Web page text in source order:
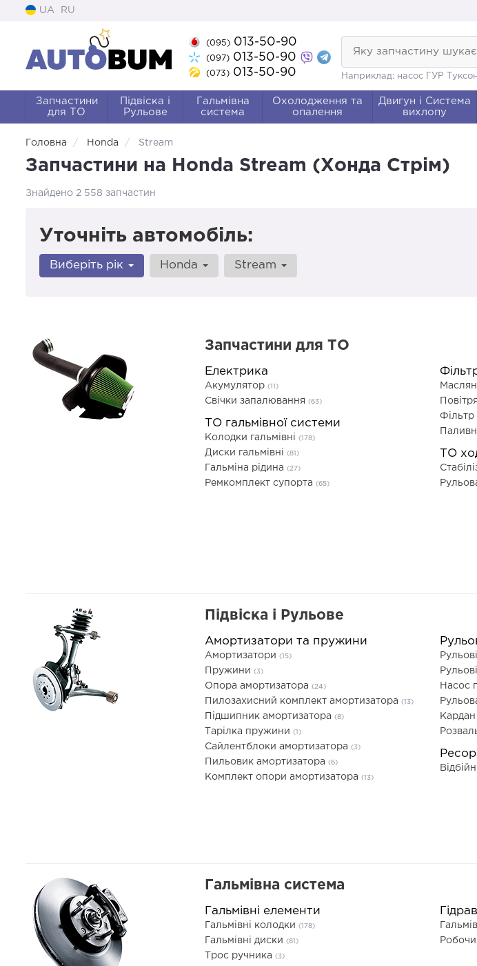
UA RU
(095)013-50-90
(097)013-50-90
(073)013-50-90
Яку запчастину
Наприклад: насос ГУР
Запчастини
для ТО
Підвіска і
Рульове
Гальмівна
система
Охолодження та
опалення
Двигун і Система
вихлопу
Головна Honda Stream
Запчастини на Honda Stream (Хонда Стрім)
Знайдено 2 558 запчастин
Уточніть автомобіль:
Виберіть рік Honda Stream
Запчастини для ТО
Електрика
Акумулятор (11)
Свічки запалювання (63)
Фільтр
ТО гальмівної системи
Колодки гальмівні (178)
Диски гальмівні (81)
Гальміна рідина (27)
Ремкомплект супорта (65)
ТО
Підвіска і Рульове
Амортизатори та пружини
Амортизатори (15)
Пружини (3)
Опора амортизатора (24)
Пилозахисний комплект амортизатора (13)
Підшипник амортизатора (8)
Тарілка пружини (1)
Сайлентблоки амортизатора (3)
Пильовик амортизатора (6)
Комплект опори амортизатора (13)
Насос
Гальмівна система
Гальмівні елементи
Гальмівні колодки (178)
Гальмівні диски (81)
Трос ручника (3)